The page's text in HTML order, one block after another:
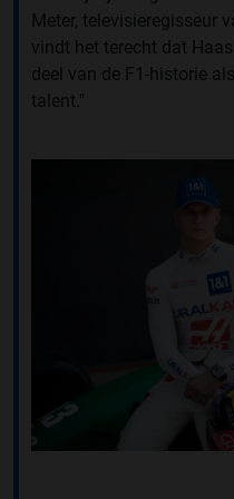
Meter, televisieregisseur
vindt het terecht dat
deel van de F1-historie
talent."